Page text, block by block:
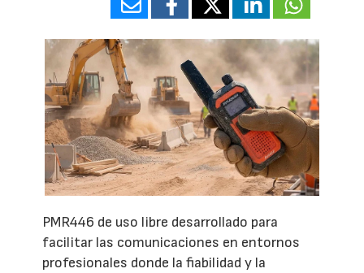
PMR446 de uso libre desarrollado para
facilitar las comunicaciones en entornos
profesionales donde la fiabilidad y la